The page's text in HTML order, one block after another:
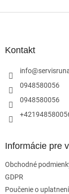
Kontakt
info@
0948580056
0948580056
Informácie pre
Obchodné
GDPR
Poučenie o